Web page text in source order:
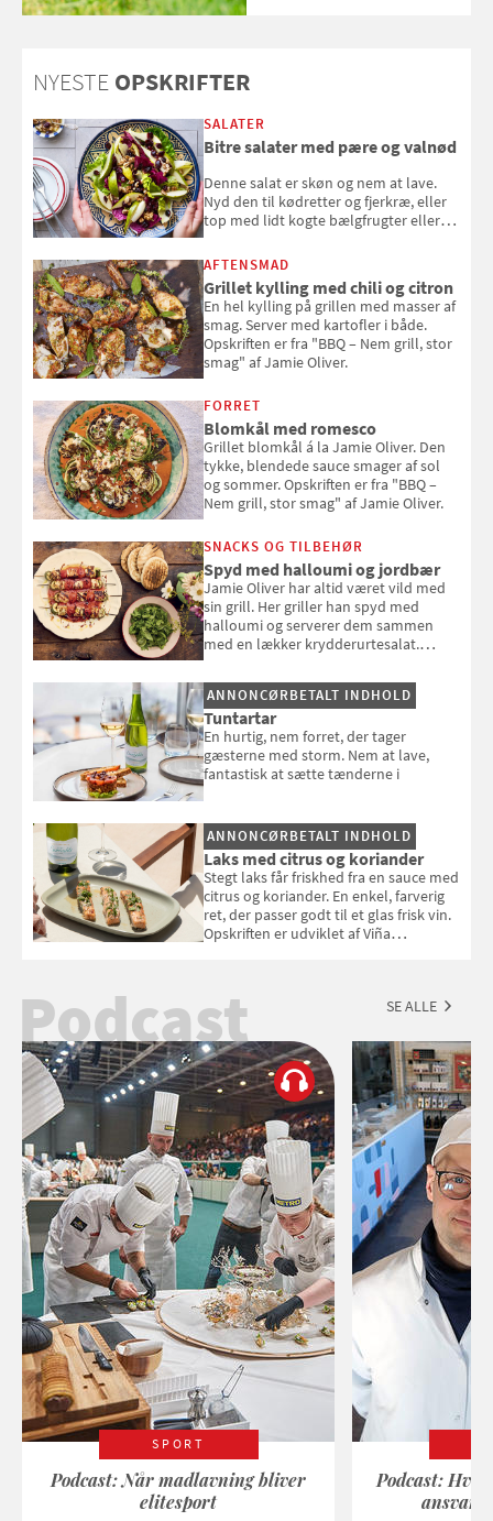
NYESTE OPSKRIFTER
SALATER
Bitre salater med pære og valnød
Denne salat er skøn og nem at lave.
Nyd den til kødretter og fjerkræ, eller
top med lidt kogte bælgfrugter eller
selvstændigt måltid. Opskriften er fra
Louisa Lorangs kogebog "Salat".
AFTENSMAD
Grillet kylling med chili og citron
En hel kylling på grillen med masser af
smag. Server med kartofler i både.
Opskriften er fra "BBQ – Nem grill, stor
smag" af Jamie Oliver.
FORRET
Blomkål med romesco
Grillet blomkål á la Jamie Oliver. Den
tykke, blendede sauce smager af sol
og sommer. Opskriften er fra "BBQ –
Nem grill, stor smag" af Jamie Oliver.
SNACKS OG TILBEHØR
Spyd med halloumi og jordbær
Jamie Oliver har altid været vild med
sin grill. Her griller han spyd med
halloumi og serverer dem sammen
med en lækker krydderurtesalat.
smag" af Jamie Oliver.
ANNONCØRBETALT INDHOLD
Tuntartar
En hurtig, nem forret, der tager
gæsterne med storm. Nem at lave,
fantastisk at sætte tænderne i
ANNONCØRBETALT INDHOLD
Laks med citrus og koriander
Stegt laks får friskhed fra en sauce med
citrus og koriander. En enkel, farverig
ret, der passer godt til et glas frisk vin.
Opskriften er udviklet af Viña
Podcast SE ALLE
SPORT
Podcast: Når madlavning bliver
elitesport
Podcast: